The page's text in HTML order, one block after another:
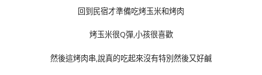
回到民宿才準備吃烤玉米和烤肉
烤玉米很Q彈,小孩很喜歡
然後這烤肉串,說真的吃起來沒有特別然後又好鹹